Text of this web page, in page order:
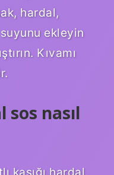
hardal,
ekleyin
Kıvamı
nasıl
kaşığı hardal,